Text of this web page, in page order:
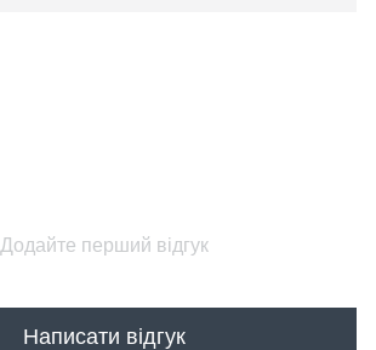
Додайте перший відгук
Написати відгук